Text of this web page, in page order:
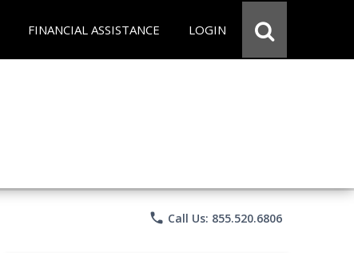
FINANCIAL ASSISTANCE LOGIN
phone Call Us: 855.520.6806